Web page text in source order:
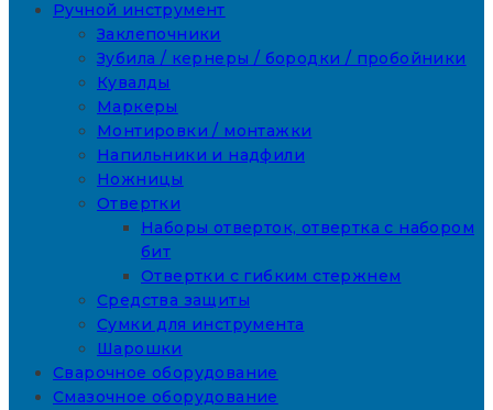
Ручной инструмент
Заклепочники
Зубила / кернеры / бородки / пробойники
Кувалды
Маркеры
Монтировки / монтажки
Напильники и надфили
Ножницы
Отвертки
Наборы отверток, отвертка с набором
бит
Отвертки с гибким стержнем
Средства защиты
Сумки для инструмента
Шарошки
Сварочное оборудование
Смазочное оборудование